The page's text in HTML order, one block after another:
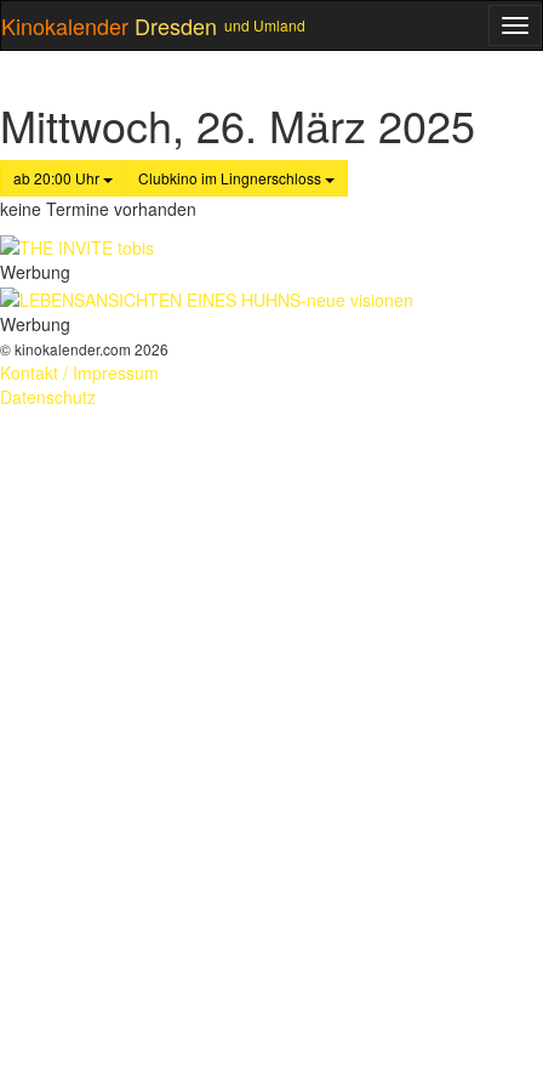
Kinokalender Dresden und Umland
Mittwoch, 26. März 2025
ab 20:00 Uhr Clubkino im Lingnerschloss
keine Termine vorhanden
Werbung
Werbung
© kinokalender.com 2026
Kontakt / Impressum
Datenschutz